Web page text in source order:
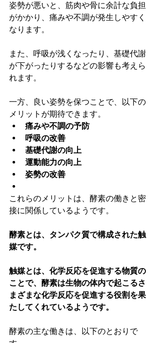
姿勢が悪いと、筋肉や骨に余計な負担
がかかり、痛みや不調が発生しやすく
なります。
また、呼吸が浅くなったり、基礎代謝
が下がったりするなどの影響も考えら
れます。
一方、良い姿勢を保つことで、以下の
メリットが期待できます。
痛みや不調の予防
呼吸の改善
基礎代謝の向上
運動能力の向上
姿勢の改善
これらのメリットは、酵素の働きと密
接に関係しているようです。
酵素とは、タンパク質で構成された触
媒です。
触媒とは、化学反応を促進する物質の
ことで、酵素は生物の体内で起こるさ
まざまな化学反応を促進する役割を果
たしてくれているようです。
酵素の主な働きは、以下のとおりで